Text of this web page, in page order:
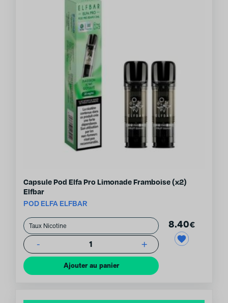
Capsule Pod Elfa Pro Limonade Framboise (x2)
Elfbar
POD ELFA ELFBAR
- 1 +
Ajouter au panier
8.40€